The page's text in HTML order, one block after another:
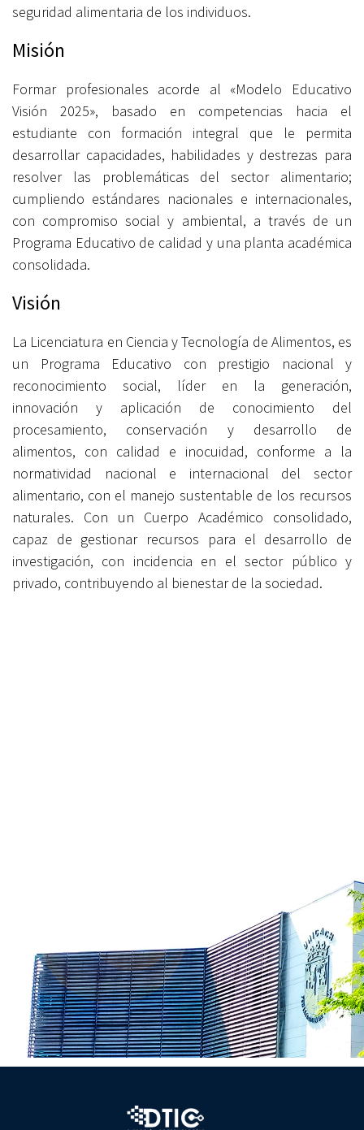
seguridad alimentaria de los individuos.
Misión
Formar profesionales acorde al «Modelo Educativo
Visión 2025», basado en competencias hacia el
estudiante con formación integral que le permita
desarrollar capacidades, habilidades y destrezas para
resolver las problemáticas del sector alimentario;
cumpliendo estándares nacionales e internacionales,
con compromiso social y ambiental, a través de un
Programa Educativo de calidad y una planta académica
consolidada.
Visión
La Licenciatura en Ciencia y Tecnología de Alimentos, es
un Programa Educativo con prestigio nacional y
reconocimiento social, líder en la generación,
innovación y aplicación de conocimiento del
procesamiento, conservación y desarrollo de
alimentos, con calidad e inocuidad, conforme a la
normatividad nacional e internacional del sector
alimentario, con el manejo sustentable de los recursos
naturales. Con un Cuerpo Académico consolidado,
capaz de gestionar recursos para el desarrollo de
investigación, con incidencia en el sector público y
privado, contribuyendo al bienestar de la sociedad.